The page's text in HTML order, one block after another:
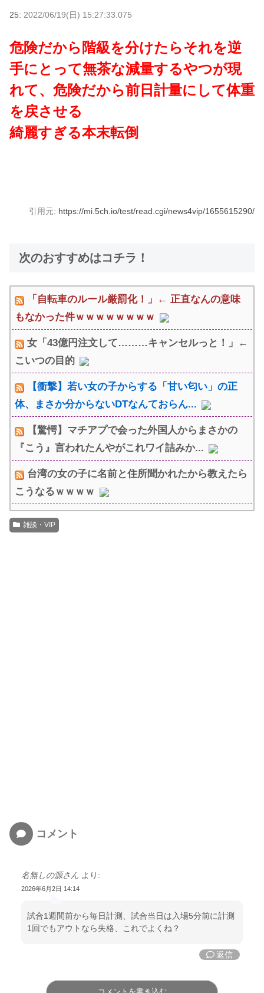
25: 2022/06/19(日) 15:27:33.075
危険だから階級を分けたらそれを逆
手にとって無茶な減量するやつが現
れて、危険だから前日計量にして体重
を戻させる
綺麗すぎる本末転倒
引用元: https://mi.5ch.io/test/read.cgi/news4vip/1655615290/
次のおすすめはコチラ！
「自転車のルール厳罰化！」← 正直なんの意味
もなかった件ｗｗｗｗｗｗｗｗ
女「43億円注文して………キャンセルっと！」←
こいつの目的
【衝撃】若い女の子からする「甘い匂い」の正
体、まさか分からないDTなんておらん...
【驚愕】マチアプで会った外国人からまさかの
『こう』言われたんやがこれワイ詰みか...
台湾の女の子に名前と住所聞かれたから教えたら
こうなるｗｗｗｗ
雑談・VIP
コメント
名無しの源さん より:
2026年6月2日 14:14
試合1週間前から毎日計測、試合当日は入場5分前に計測
1回でもアウトなら失格、これでよくね？
返信